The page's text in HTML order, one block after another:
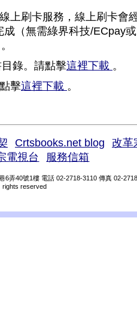
上刷卡服務，線上刷卡會
（無需綠界科技/ECpay或
錄。請點擊這裡下載 。
擊這裡下載 。
Crtsbooks.net blog
改革
電視台 服務信箱
6弄40號1樓 電話 02-2718-3110 傳真 02-
rights reserved